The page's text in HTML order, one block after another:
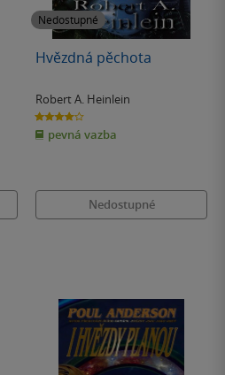
Nedostupné
Hvězdná pěchota
Robert A. Heinlein
4.0
z
5
hvězdiček
pevná vazba
Nedostupné